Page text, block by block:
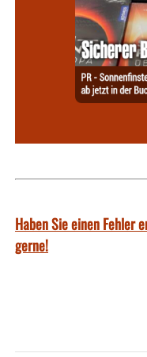
Haben Sie einen Fehler
gerne!